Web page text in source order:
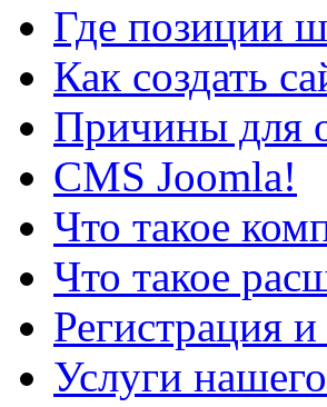
Где позиции
Как создать
Причины для
CMS Joomla!
Что такое
Что такое
Регистрация
Услуги